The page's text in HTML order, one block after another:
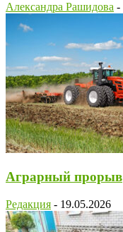
Александра Рашидова -
Аграрный прорыв
Редакция - 19.05.2026